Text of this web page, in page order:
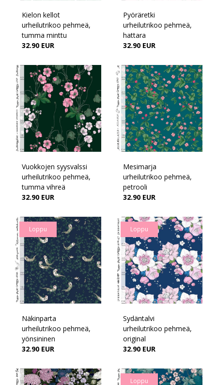
Kielon kellot
urheilutrikoo pehmeä,
tumma minttu
32.90 EUR
Pyöräretki
urheilutrikoo pehmeä,
hattara
32.90 EUR
Vuokkojen syysvalssi
urheilutrikoo pehmeä,
tumma vihreä
32.90 EUR
Mesimarja
urheilutrikoo pehmeä,
petrooli
32.90 EUR
Loppu
Näkinparta
urheilutrikoo pehmeä,
yönsininen
32.90 EUR
Loppu
Sydäntalvi
urheilutrikoo pehmeä,
original
32.90 EUR
Loppu